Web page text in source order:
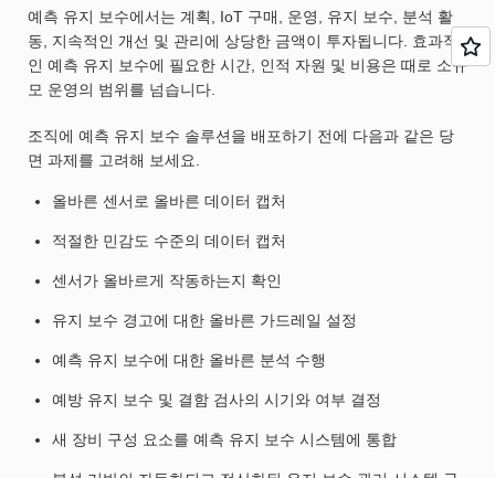
예측 유지 보수에서는 계획, IoT 구매, 운영, 유지 보수, 분석 활
동, 지속적인 개선 및 관리에 상당한 금액이 투자됩니다. 효과적
인 예측 유지 보수에 필요한 시간, 인적 자원 및 비용은 때로 소규
모 운영의 범위를 넘습니다.
조직에 예측 유지 보수 솔루션을 배포하기 전에 다음과 같은 당
면 과제를 고려해 보세요.
올바른 센서로 올바른 데이터 캡처
적절한 민감도 수준의 데이터 캡처
센서가 올바르게 작동하는지 확인
유지 보수 경고에 대한 올바른 가드레일 설정
예측 유지 보수에 대한 올바른 분석 수행
예방 유지 보수 및 결함 검사의 시기와 여부 결정
새 장비 구성 요소를 예측 유지 보수 시스템에 통합